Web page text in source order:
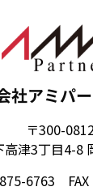
社アミパ
〒300-0812
津3丁目4-8
6763 FAX